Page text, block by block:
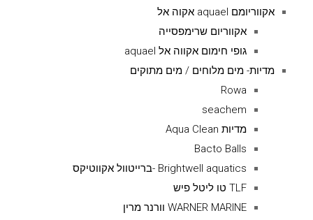
אקווריומם aquael אקוה אל
אקווריום שרימפסייה
גופי חימום אקווה אל aquael
מדיות- מים מלוחים / מים מתוקים
Rowa
seachem
מדיות Aqua Clean
Bacto Balls
Brightwell aquatics -ברייטוול אקווטיקס
TLF טו ליטל פיש
WARNER MARINE וורנר מרין